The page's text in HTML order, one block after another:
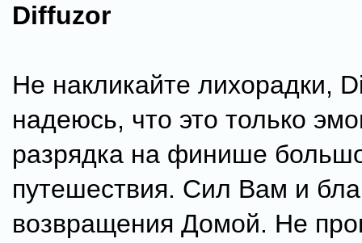
Diffuzor
Не накликайте лихорадки,
надеюсь, что это только
разрядка на финише
путешествия. Сил Вам и
возвращения Домой. Не